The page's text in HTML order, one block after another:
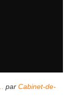
par Cabinet-de-